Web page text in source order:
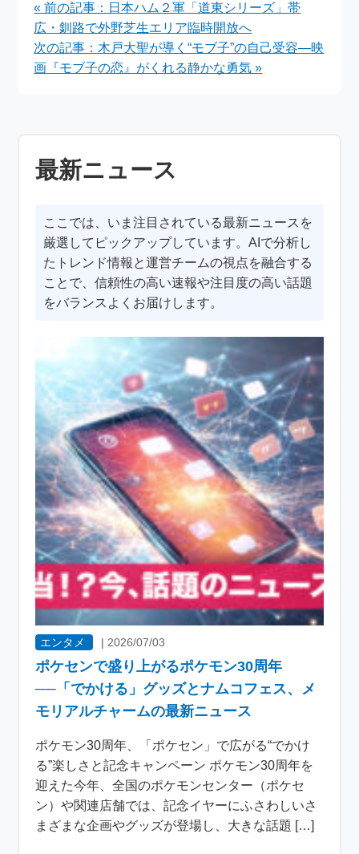
ニューアル
連発の秘密
« 前の記事：日本ハム２軍「道東シリーズ」帯
広・釧路で外野芝生エリア臨時開放へ
次の記事：木戸大聖が導く“モブ子”の自己受容―映
画『モブ子の恋』がくれる静かな勇気 »
最新ニュース
ここでは、いま注目されている最新ニュースを
厳選してピックアップしています。AIで分析し
たトレンド情報と運営チームの視点を融合する
ことで、信頼性の高い速報や注目度の高い話題
をバランスよくお届けします。
エンタメ | 2026/07/03
ポケセンで盛り上がるポケモン30周年
──「でかける」グッズとナムコフェス、メ
モリアルチャームの最新ニュース
ポケモン30周年、「ポケセン」で広がる“でかけ
る”楽しさと記念キャンペーン ポケモン30周年を
迎えた今年、全国のポケモンセンター（ポケセ
ン）や関連店舗では、記念イヤーにふさわしいさ
まざまな企画やグッズが登場し、大きな話題 […]